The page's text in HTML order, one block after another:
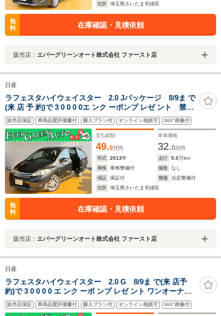
住所
埼玉県さいたま市緑区
無
料
在庫確認・見積依頼
販売店： エバーグリーンオート株式会社 ファースト店
日産
ラフェスタハイウェイスター 2.0 Jパッケージ 8/9ま で
(来 店 予 約)で 3 0 0 0 0エ ンク ーポンプ レゼ ント 禁煙
車 両側パワースライドドア 社外メモリナビ フリップダウ
ンモニター HIDヘッドライト Bluetooth バックカメラ
ETC
販売店保証 車両品質評価書付 購入プラン付 オンライン相談可 360°画像付
支払総額
49.9万円
本体価格
32.0万円
年式
2013年 走行 5.0万km
車検
車検整備付 修復
なし
保証
保証付 整備
法定整備付
住所
埼玉県さいたま市緑区
無
料
在庫確認・見積依頼
販売店： エバーグリーンオート株式会社 ファースト店
日産
ラフェスタハイウェイスター 2.0 G 8/9ま で(来 店予
約)で 3 0 0 0 0 エ ンク ーポ ンプ レゼ ント ワンオーナー
禁煙車 純正SDナビ フリップダウンモニター バックカメ
ラ 自動ドア Bluetooth インテリキー 横滑り防止装置 MT
販売店保証 車両品質評価書付 購入プラン付 オンライン相談可 360°画像付